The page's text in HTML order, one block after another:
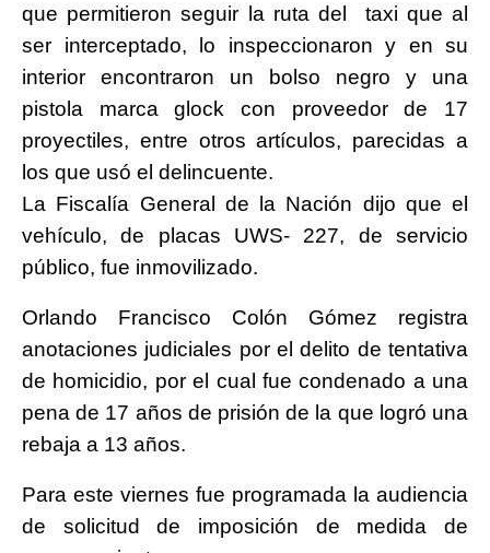
que permitieron seguir la ruta del taxi que al
ser interceptado, lo inspeccionaron y en su
interior encontraron un bolso negro y una
pistola marca glock con proveedor de 17
proyectiles, entre otros artículos, parecidas a
los que usó el delincuente.
La Fiscalía General de la Nación dijo que el
vehículo, de placas UWS- 227, de servicio
público, fue inmovilizado.
Orlando Francisco Colón Gómez registra
anotaciones judiciales por el delito de tentativa
de homicidio, por el cual fue condenado a una
pena de 17 años de prisión de la que logró una
rebaja a 13 años.
Para este viernes fue programada la audiencia
de solicitud de imposición de medida de